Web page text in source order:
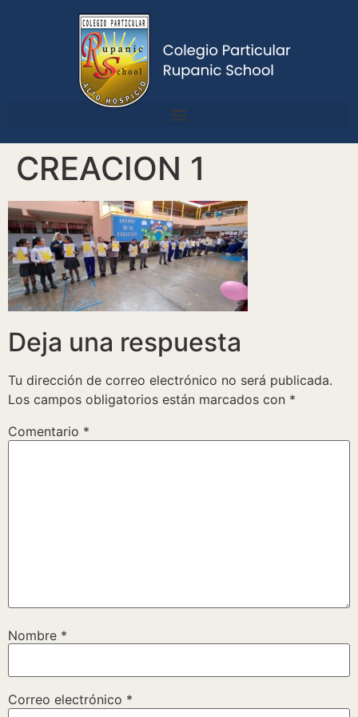
CREACION 1
Deja una respuesta
Tu dirección de correo electrónico no será publicada.
Los campos obligatorios están marcados con *
Comentario *
Nombre *
Correo electrónico *